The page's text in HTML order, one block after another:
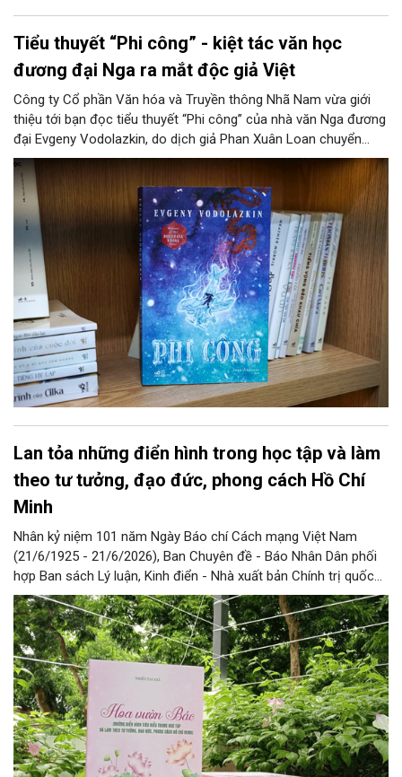
Tiểu thuyết “Phi công” - kiệt tác văn học
đương đại Nga ra mắt độc giả Việt
Công ty Cổ phần Văn hóa và Truyền thông Nhã Nam vừa giới
thiệu tới bạn đọc tiểu thuyết “Phi công” của nhà văn Nga đương
đại Evgeny Vodolazkin, do dịch giả Phan Xuân Loan chuyển
ngữ. Tác phẩm được đánh giá là một trong những tiểu thuyết
Nga nổi bật nhất của thập niên 2010.
Lan tỏa những điển hình trong học tập và làm
theo tư tưởng, đạo đức, phong cách Hồ Chí
Minh
Nhân kỷ niệm 101 năm Ngày Báo chí Cách mạng Việt Nam
(21/6/1925 - 21/6/2026), Ban Chuyên đề - Báo Nhân Dân phối
hợp Ban sách Lý luận, Kinh điển - Nhà xuất bản Chính trị quốc
gia Sự thật xuất bản cuốn sách “Hoa vườn Bác” (Những điển
hình tiêu biểu trong học tập và làm theo tư tưởng, đạo đức,
phong cách Hồ Chí Minh). Cuốn sách tuyển chọn 70 bài viết về
những cá nhân tiêu biểu trong học tập và làm theo Bác Hồ, tích
cực lao động, sản xuất, học tập, nghiên cứu, sáng tạo và cống
hiến trên nhiều lĩnh vực của đời